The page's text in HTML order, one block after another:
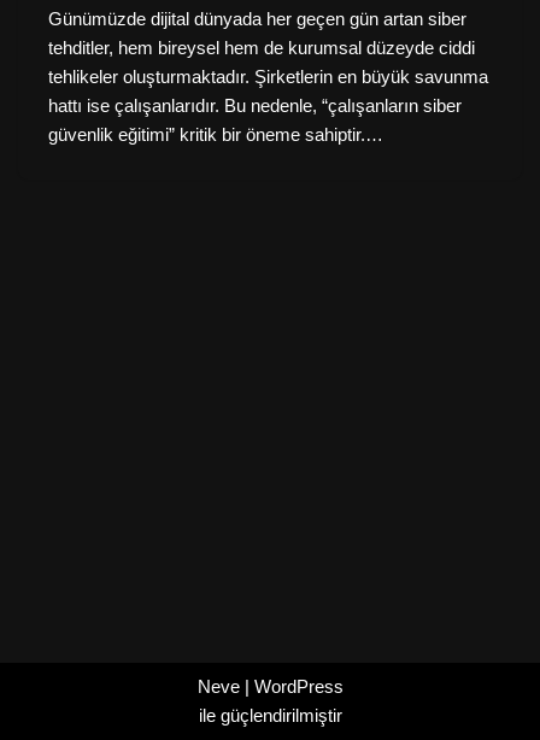
Günümüzde dijital dünyada her geçen gün artan siber
tehditler, hem bireysel hem de kurumsal düzeyde ciddi
tehlikeler oluşturmaktadır. Şirketlerin en büyük savunma
hattı ise çalışanlarıdır. Bu nedenle, “çalışanların siber
güvenlik eğitimi” kritik bir öneme sahiptir.…
Neve| WordPress
ile güçlendirilmiştir